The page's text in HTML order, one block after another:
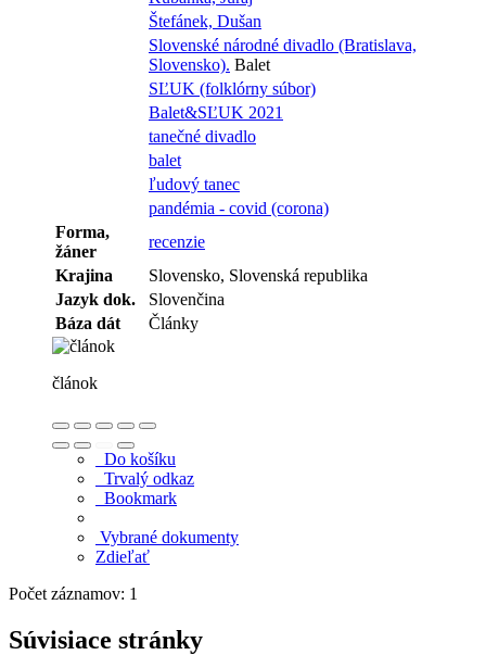
Štefánek, Dušan
Slovenské národné divadlo (Bratislava,
Slovensko). Balet
SĽUK (folklórny súbor)
Balet&SĽUK 2021
tanečné divadlo
balet
ľudový tanec
pandémia - covid (corona)
Forma,
žáner
recenzie
Krajina
Slovensko, Slovenská republika
Jazyk dok.
Slovenčina
Báza dát
Články
článok
Do košíku
Trvalý odkaz
Bookmark
Vybrané dokumenty
Zdieľať
Počet záznamov: 1
Súvisiace stránky